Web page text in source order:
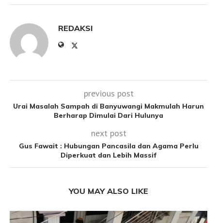
REDAKSI
previous post
Urai Masalah Sampah di Banyuwangi Makmulah Harun
Berharap Dimulai Dari Hulunya
next post
Gus Fawait : Hubungan Pancasila dan Agama Perlu
Diperkuat dan Lebih Massif
YOU MAY ALSO LIKE